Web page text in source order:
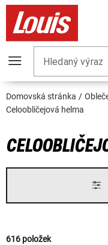
Hledaný výraz
Domovská stránka
Celoobličejová helma
616 položek